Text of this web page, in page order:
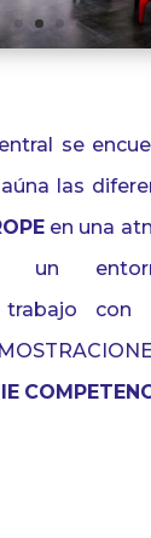
se
aúna las
en una
un
con